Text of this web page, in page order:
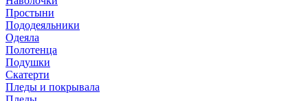
Простыни
Пододеяльники
Одеяла
Полотенца
Подушки
Скатерти
Пледы и покрывала